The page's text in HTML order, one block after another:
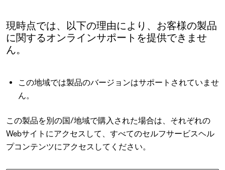
現時点では、以下の理由により、お客様の製品
に関するオンラインサポートを提供できませ
ん。
この地域では製品のバージョンはサポートされていませ
ん。
この製品を別の国/地域で購入された場合は、それぞれの
Webサイトにアクセスして、すべてのセルフサービスヘル
プコンテンツにアクセスしてください。